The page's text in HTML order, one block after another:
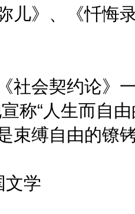
儿》、《忏悔
会契约论》一
称“人生而自
束缚自由的镣
学